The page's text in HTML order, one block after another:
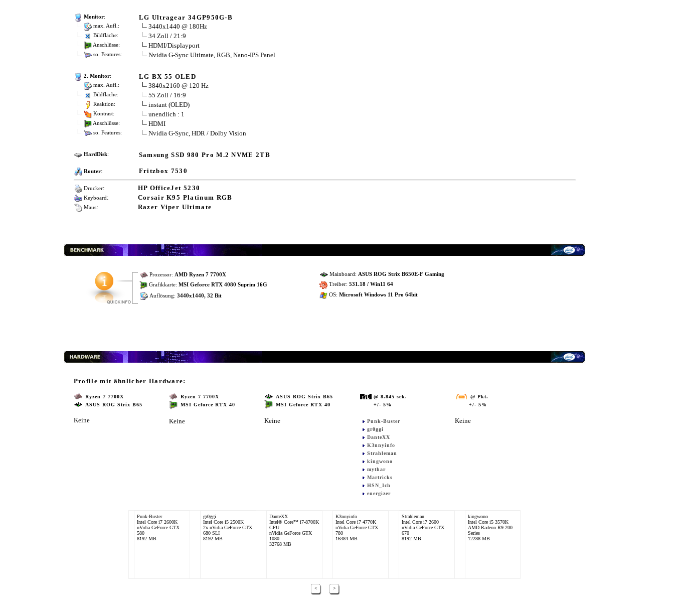
Monitor: LG Ultragear 34GP950G-B
max. Aufl.: 3440x1440 @ 180Hz
Bildfläche: 34 Zoll / 21:9
Anschlüsse: HDMI/Displayport
so. Features: Nvidia G-Sync Ultimate, RGB, Nano-IPS Panel
2. Monitor: LG BX 55 OLED
max. Aufl.: 3840x2160 @ 120 Hz
Bildfläche: 55 Zoll / 16:9
Reaktion: instant (OLED)
Kontrast: unendlich : 1
Anschlüsse: HDMI
so. Features: Nvidia G-Sync, HDR / Dolby Vision
HardDisk: Samsung SSD 980 Pro M.2 NVME 2TB
Router: Fritzbox 7530
Drucker: HP OfficeJet 5230
Keyboard: Corsair K95 Platinum RGB
Maus: Razer Viper Ultimate
Prozessor: AMD Ryzen 7 7700X
Grafikkarte: MSI Geforce RTX 4080 Suprim 16G
Auflösung: 3440x1440, 32 Bit
Mainboard:ASUS ROG Strix B650E-F Gaming
Treiber:531.18 / Win11 64
OS:Microsoft Windows 11 Pro 64bit
Profile mit ähnlicher Hardware:
Ryzen 7 7700X
ASUS ROG Strix B65
Keine
Ryzen 7 7700X
MSI Geforce RTX 40
Keine
ASUS ROG Strix B65
MSI Geforce RTX 40
Keine
@ 8.845 sek.
+/- 5%
Punk-Buster
gr0ggi
DanteXX
K3nnyinfo
Strahleman
kingwono
mythar
Martricks
HSN_Ich
energizer
@ Pkt.
+/- 5%
Keine
Punk-Buster
Intel Core i7 2600K
nVidia GeForce GTX
580
8192 MB
gr0ggi
Intel Core i5 2500K
2x nVidia GeForce GTX
680 SLI
8192 MB
DanteXX
Intel® Core™ i7-8700K
CPU
nVidia GeForce GTX
1080
32768 MB
K3nnyinfo
Intel Core i7 4770K
nVidia GeForce GTX
780
16384 MB
Strahleman
Intel Core i7 2600
nVidia GeForce GTX
670
8192 MB
kingwono
Intel Core i5 3570K
AMD Radeon R9 200
Series
12288 MB
< >